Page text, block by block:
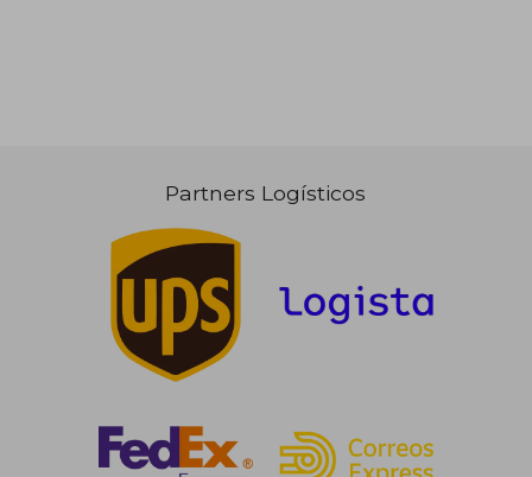
Partners Logísticos